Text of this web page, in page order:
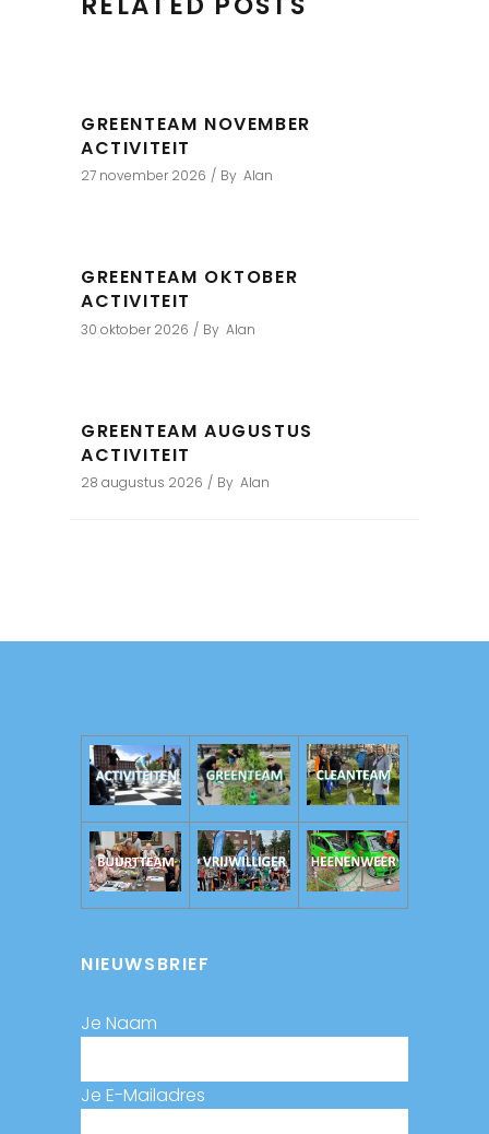
GREENTEAM NOVEMBER
ACTIVITEIT
27 november 2026 By Alan
GREENTEAM OKTOBER
ACTIVITEIT
30 oktober 2026 By Alan
GREENTEAM AUGUSTUS
ACTIVITEIT
28 augustus 2026 By Alan
NIEUWSBRIEF
Je Naam
Je E-Mailadres